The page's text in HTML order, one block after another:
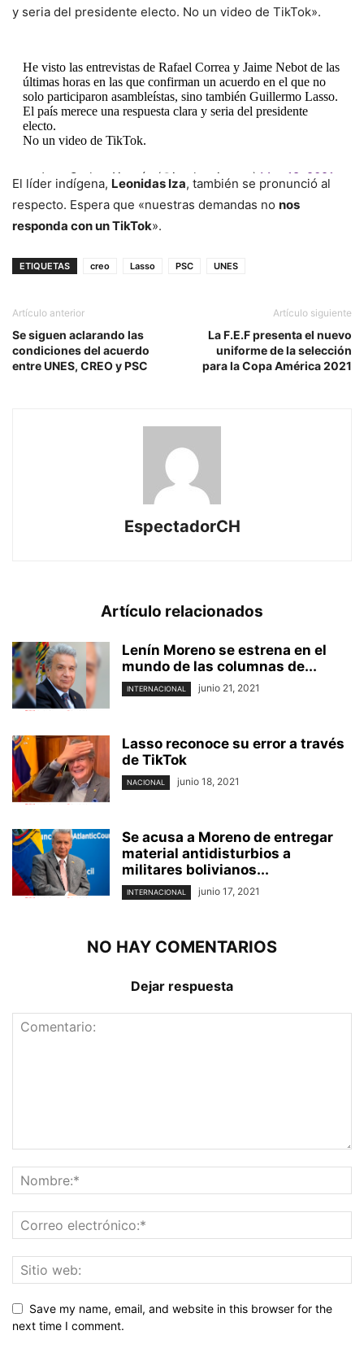
y seria del presidente electo. No un video de TikTok».
He visto las entrevistas de Rafael Correa y Jaime Nebot de las
últimas horas en las que confirman un acuerdo en el que no
solo participaron asambleístas, sino también Guillermo Lasso.
El país merece una respuesta clara y seria del presidente
electo.
No un video de TikTok.
— Juan Carlos Aizprúa (@jcarlosaizprua) May 18, 2021
El líder indígena, Leonidas Iza, también se pronunció al
respecto. Espera que «nuestras demandas no nos
responda con un TikTok».
ETIQUETAS creo Lasso PSC UNES
Artículo anterior
Se siguen aclarando las
condiciones del acuerdo
entre UNES, CREO y PSC
Artículo siguiente
La F.E.F presenta el nuevo
uniforme de la selección
para la Copa América 2021
EspectadorCH
Artículo relacionados
Lenín Moreno se estrena en el
mundo de las columnas de...
INTERNACIONAL junio 21, 2021
Lasso reconoce su error a través
de TikTok
NACIONAL junio 18, 2021
Se acusa a Moreno de entregar
material antidisturbios a
militares bolivianos...
INTERNACIONAL junio 17, 2021
NO HAY COMENTARIOS
Dejar respuesta
Save my name, email, and website in this browser for the
next time I comment.